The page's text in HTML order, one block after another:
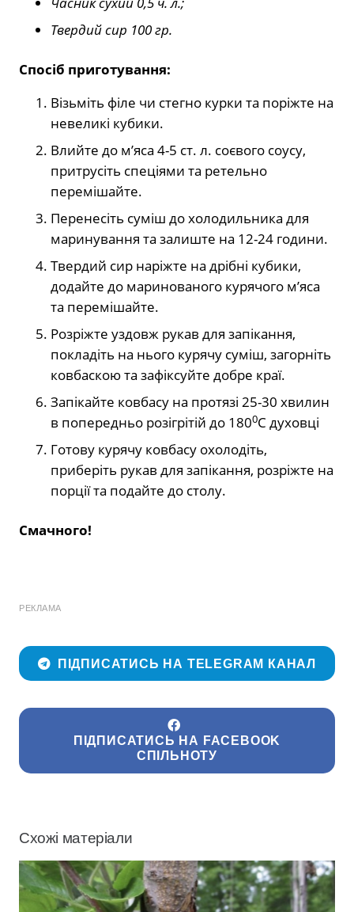
Твердий сир 100 гр.
Спосіб приготування:
Візьміть філе чи стегно курки та поріжте на
невеликі кубики.
Влийте до м’яса 4-5 ст. л. соєвого соусу,
притрусіть спеціями та ретельно
перемішайте.
Перенесіть суміш до холодильника для
маринування та залиште на 12-24 години.
Твердий сир наріжте на дрібні кубики,
додайте до маринованого курячого м’яса
та перемішайте.
Розріжте уздовж рукав для запікання,
покладіть на нього курячу суміш, загорніть
ковбаскою та зафіксуйте добре краї.
Запікайте ковбасу на протязі 25-30 хвилин
в попередньо розігрітій до 1800С духовці
Готову курячу ковбасу охолодіть,
приберіть рукав для запікання, розріжте на
порції та подайте до столу.
Смачного!
РЕКЛАМА
ПІДПИСАТИСЬ НА TELEGRAM КАНАЛ
ПІДПИСАТИСЬ НА FACEBOOK
СПІЛЬНОТУ
Схожі матеріали